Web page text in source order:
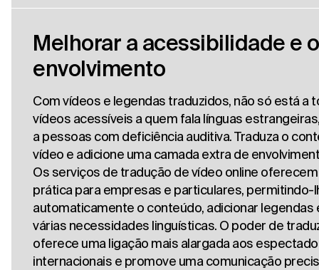
Melhorar a acessibilidade e o
envolvimento
Com vídeos e legendas traduzidos, não só está a
vídeos acessíveis a quem fala línguas
a pessoas com deficiência auditiva. Traduza o
vídeo e adicione uma camada extra de
Os serviços de tradução de vídeo online
prática para empresas e particulares, permitindo-
automaticamente o conteúdo, adicionar legendas
várias necessidades linguísticas. O poder de
oferece uma ligação mais alargada aos
internacionais e promove uma comunicação